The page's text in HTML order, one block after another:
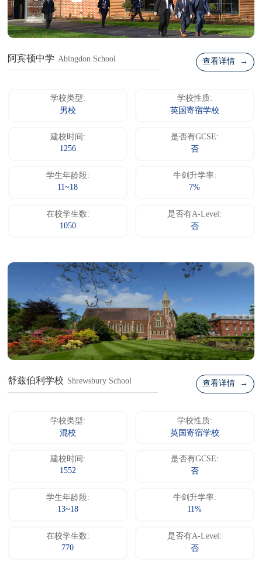
阿宾顿中学 Abingdon School 查看详情 →
学校类型:
男校
学校性质:
英国寄宿学校
建校时间:
1256
是否有GCSE:
否
学生年龄段:
11~18
牛剑升学率:
7%
在校学生数:
1050
是否有A-Level:
否
舒兹伯利学校 Shrewsbury School 查看详情 →
学校类型:
混校
学校性质:
英国寄宿学校
建校时间:
1552
是否有GCSE:
否
学生年龄段:
13~18
牛剑升学率:
11%
在校学生数:
770
是否有A-Level:
否